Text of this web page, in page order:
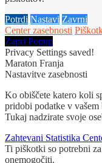
Potrdi Nastavi Zavrni
Center zasebnosti
Zapri Popup
Privacy Settings saved!
Maraton Franja
Nastavitve zasebnosti
Ko obiščete katero koli
pridobi podatke v
Tukaj nadzirate svoje
Zahtevani Statistika
Ti piškotki so potrebni
onemogočiti.